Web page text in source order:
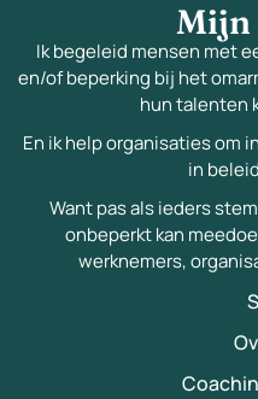
Mijn
Ik begeleid mensen met
en/of beperking bij het
hun talenten
En ik help organisaties om
in
Want pas als ieders
onbeperkt kan
werknemers,